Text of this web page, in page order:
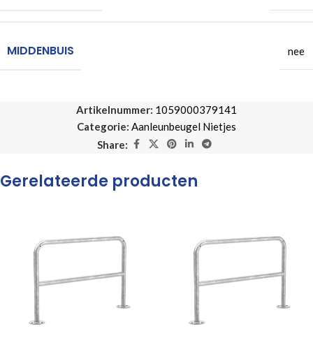
MIDDENBUIS nee
Artikelnummer: 1059000379141
Categorie: Aanleunbeugel Nietjes
Share:
Gerelateerde producten